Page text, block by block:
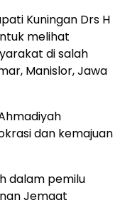
Kuningan Drs H
melihat
di salah
Manislor, Jawa
dan kemajuan
dalam pemilu
Jemaat